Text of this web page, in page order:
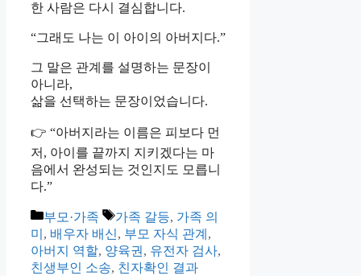
한 사람은 다시 결심합니다.
“그래도 나는 이 아이의 아버지다.”
그 말은 관계를 설명하는 문장이
아니라,
삶을 선택하는 문장이었습니다.
👉 “아버지라는 이름은 피보다 먼
저, 아이를 끝까지 지키겠다는 마
음에서 완성되는 것인지도 모릅니
다.”
카
테
고
리
부모·가족
태
그
가족 갈등, 가족 의
미 , 배우자 배신, 부모 자식 관계 ,
아버지 역할, 양육권, 유전자 검사,
친생부인 소송, 친자확인 결과